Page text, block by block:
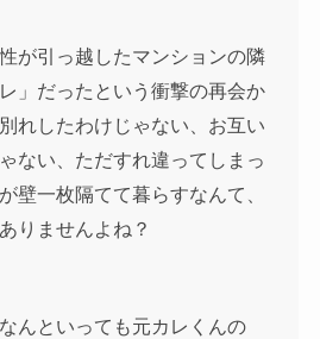
が引っ越したマンションの隣
」だったという衝撃の再会か
れしたわけじゃない、お互い
ない、ただすれ違ってしまっ
壁一枚隔てて暮らすなんて、
りませんよね？
んといっても元カレくんの